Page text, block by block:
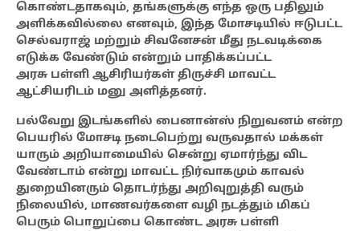
கொண்டதாகவும், தங்களுக்கு எந்த ஒரு பதிலும்
அளிக்கவில்லை எனவும், இந்த மோசடியில் ஈடுபட்ட
செல்வராஜ் மற்றும் சிவனேசன் மீது நடவடிக்கை
எடுக்க வேண்டும் என்றும் பாதிக்கப்பட்ட
அரசு பள்ளி ஆசிரியர்கள் திருச்சி மாவட்ட
ஆட்சியரிடம் மனு அளித்தனர்.
பல்வேறு இடங்களில் பைனான்ஸ் நிறுவனம் என்ற
பெயரில் மோசடி நடைபெற்று வருவதால் மக்கள்
யாரும் அறியாமையில் சென்று ஏமார்ந்து விட
வேண்டாம் என்று மாவட்ட நிர்வாகமும் காவல்
துறையினரும் தொடர்ந்து அறிவுறுத்தி வரும்
நிலையில், மாணவர்களை வழி நடத்தும் மிகப்
பெரும் பொறுப்பை கொண்ட அரசு பள்ளி